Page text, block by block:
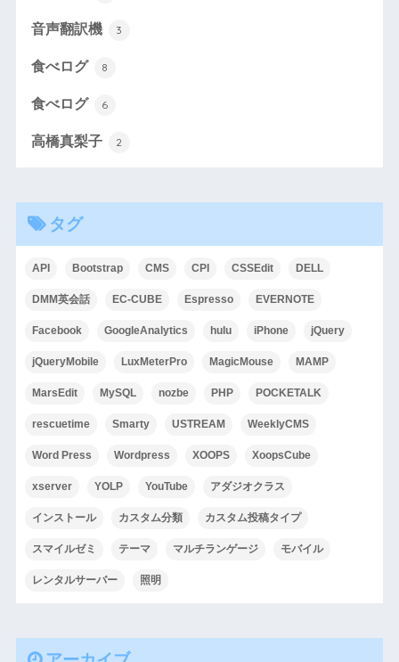
音声翻訳機 3
食べログ 8
食べログ 6
高橋真梨子 2
タグ
API Bootstrap CMS CPI CSSEdit DELL
DMM英会話 EC-CUBE Espresso EVERNOTE
Facebook GoogleAnalytics hulu iPhone jQuery
jQueryMobile LuxMeterPro MagicMouse MAMP
MarsEdit MySQL nozbe PHP POCKETALK
rescuetime Smarty USTREAM WeeklyCMS
Word Press Wordpress XOOPS XoopsCube
xserver YOLP YouTube アダジオクラス
インストール カスタム分類 カスタム投稿タイプ
スマイルゼミ テーマ マルチランゲージ モバイル
レンタルサーバー 照明